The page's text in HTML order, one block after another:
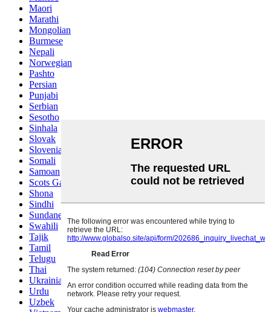
Maori
Marathi
Mongolian
Burmese
Nepali
Norwegian
Pashto
Persian
Punjabi
Serbian
Sesotho
Sinhala
Slovak
Slovenian
Somali
Samoan
Scots Gaelic
Shona
Sindhi
Sundanese
Swahili
Tajik
Tamil
Telugu
Thai
Ukrainian
Urdu
Uzbek